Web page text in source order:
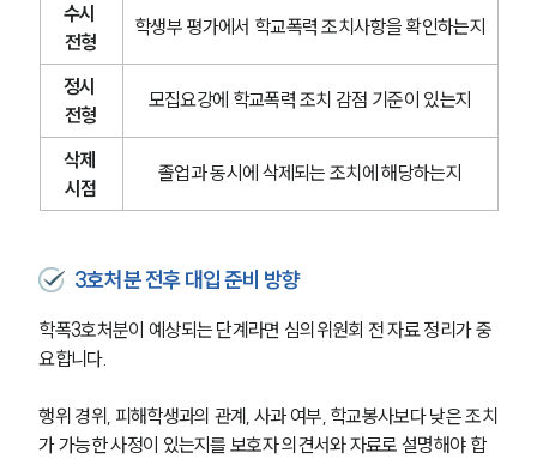
수시
전형
학생부 평가에서 학교폭력 조치사항을 확인하는지
정시
전형
모집요강에 학교폭력 조치 감점 기준이 있는지
삭제
시점
졸업과 동시에 삭제되는 조치에 해당하는지
3호처분 전후 대입 준비 방향
학폭3호처분이 예상되는 단계라면 심의위원회 전 자료 정리가 중
요합니다.
행위 경위, 피해학생과의 관계, 사과 여부, 학교봉사보다 낮은 조치
가 가능한 사정이 있는지를 보호자 의견서와 자료로 설명해야 합